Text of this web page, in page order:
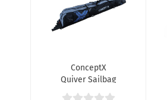
ConceptX
Quiver Sailbag
Wave + Slalom